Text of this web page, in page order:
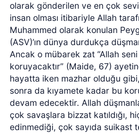
olarak gönderilen ve en çok
insan olması itibariyle Allah
Muhammed olarak konulan
(ASV)’ın dünya durdukça
Ancak o mübarek zat “Allah
koruyacaktır” (Maide, 67)
hayatta iken mazhar olduğu
sonra da kıyamete kadar bu
devam edecektir. Allah
çok savaşlara bizzat katıldığı,
edinmediği, çok sayıda suikast